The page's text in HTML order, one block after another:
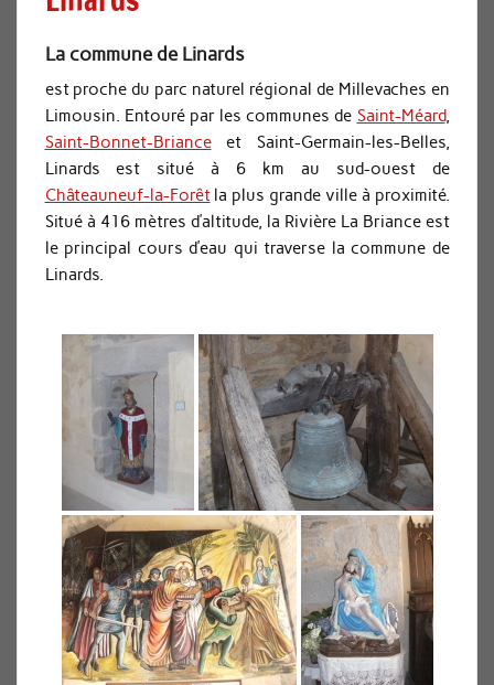
La commune de Linards
est proche du parc naturel régional de Millevaches en
Limousin. Entouré par les communes de Saint-Méard,
Saint-Bonnet-Brianceet Saint-Germain-les-Belles,
Linards est situé à 6 km au sud-ouest de
Châteauneuf-la-Forêtla plus grande ville à proximité.
Situé à 416 mètres d’altitude, la Rivière La Briance est
le principal cours d’eau qui traverse la commune de
Linards.